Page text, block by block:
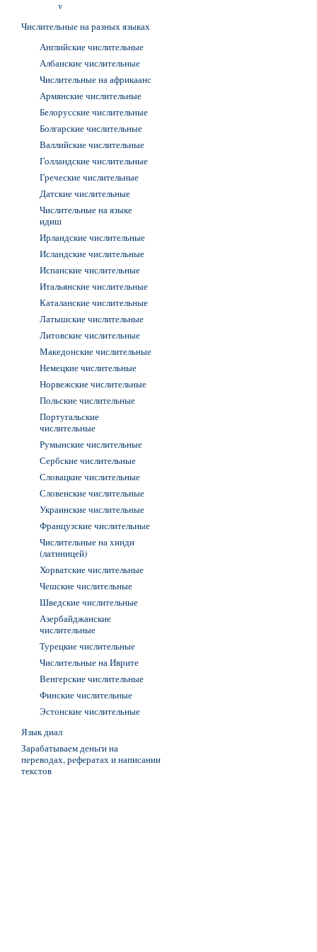
v
Числительные на разных языках
Английские числительные
Албанские числительные
Числительные на африкаанс
Армянские числительные
Белорусские числительные
Болгарские числительные
Валлийские числительные
Голландские числительные
Греческие числительные
Датские числительные
Числительные на языке
идиш
Ирландские числительные
Исландские числительные
Испанские числительные
Итальянские числительные
Каталанские числительные
Латышские числительные
Литовские числительные
Македонские числительные
Немецкие числительные
Норвежские числительные
Польские числительные
Португальские
числительные
Румынские числительные
Сербские числительные
Словацкие числительные
Словенские числительные
Украинские числительные
Французские числительные
Числительные на хинди
(латиницей)
Хорватские числительные
Чешские числительные
Шведские числительные
Азербайджанские
числительные
Турецкие числительные
Числительные на Иврите
Венгерские числительные
Финские числительные
Эстонские числительные
Язык диал
Зарабатываем деньги на
переводах, рефератах и написании
текстов